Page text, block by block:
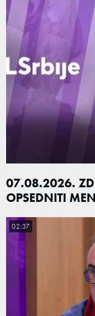
07.08.2026.
OPSEDNITI
02:37